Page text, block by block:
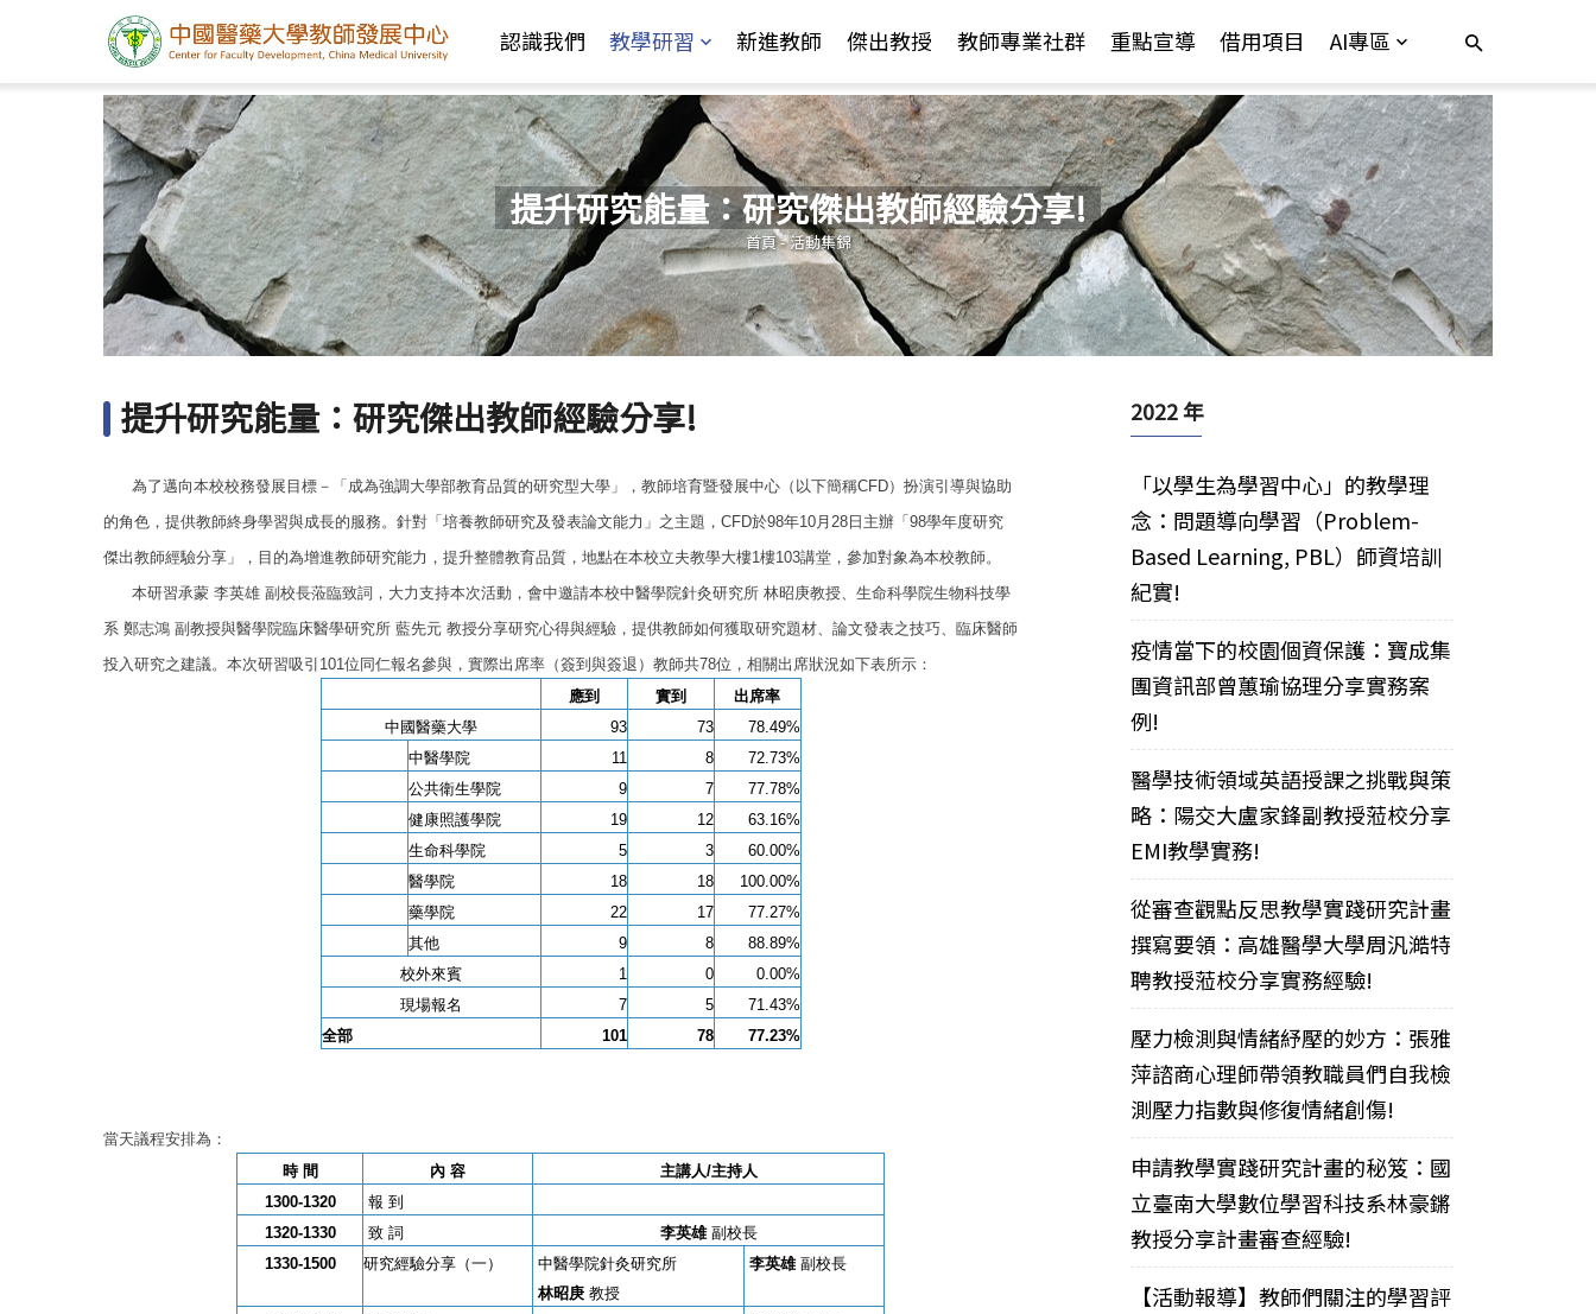
認識我們 教學研習 新進教師 傑出教授 教師專業社群 重點宣導 借用項目 AI專區
提升研究能量：研究傑出教師經驗分享!
您在這裡
首頁-活動集錦
提升研究能量：研究傑出教師經驗分享!
為了邁向本校校務發展目標－「成為強調大學部教育品質的研究型大學」，教師培育暨發展中心（以下簡稱CFD）扮演引導與協助
的角色，提供教師終身學習與成長的服務。針對「培養教師研究及發表論文能力」之主題，CFD於98年10月28日主辦「98學年度研究
傑出教師經驗分享」，目的為增進教師研究能力，提升整體教育品質，地點在本校立夫教學大樓1樓103講堂， 參加對象為本校教師。
本研習承蒙 李英雄 副校長蒞臨致詞，大力支持本次活動，會中邀請本校中醫學院針灸研究所 林昭庚教授、生命科學院生物科技學
系 鄭志鴻 副教授與醫學院臨床醫學研究所 藍先元 教授分享研究心得與經驗，提供教師如何獲取研究題材、論文發表之技巧、臨床醫師
投入研究之建議。本次研習吸引 101位同仁報名參與，實際出席率（簽到與簽退）教師共78位，相關出席狀況如下表所示：
應到
實到
出席率
中國醫藥大學
93 73
78.49%
中醫學院
11 8
72.73%
公共衛生學院
9 7
77.78%
健康照護學院
19 12
63.16%
生命科學院
5 3
60.00%
醫學院
18 18
100.00%
藥學院
22 17
77.27%
其他
9 8
88.89%
校外來賓
1 0
0.00%
現場報名
7 5
71.43%
全部
101 78 77.23%
當天議程安排為：
時 間
內 容 主講人/主持人
1300-1320
報 到
1320-1330
致 詞 李英雄副校長
1330-1500
研究經驗分享（一）
中醫學院針灸研究所
林昭庚 教授
李英雄副校長
2022 年
「以學生為學習中心」的教學理
念：問題導向學習（Problem-
Based Learning, PBL）師資培訓
紀實!
疫情當下的校園個資保護：寶成集
團資訊部曾蕙瑜協理分享實務案
例!
醫學技術領域英語授課之挑戰與策
略：陽交大盧家鋒副教授蒞校分享
EMI教學實務!
從審查觀點反思教學實踐研究計畫
撰寫要領：高雄醫學大學周汎澔特
聘教授蒞校分享實務經驗!
壓力檢測與情緒紓壓的妙方：張雅
萍諮商心理師帶領教職員們自我檢
測壓力指數與修復情緒創傷!
申請教學實踐研究計畫的秘笈：國
立臺南大學數位學習科技系林豪鏘
教授分享計畫審查經驗!
【活動報導】教師們關注的學習評